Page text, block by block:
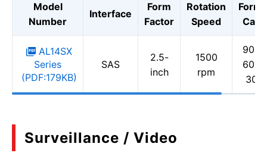
Model
Number
Interface
Form
Factor
Rotation
Speed
AL14SX
Series
(PDF:179KB)
SAS
2.5-
inch
1500
rpm
900
600
300
Surveillance / Video